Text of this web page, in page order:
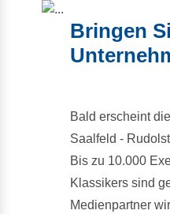
Bringen
Bald erscheint
Saalfeld -
Bis zu 10.000
Klassikers sind
Medienpartner